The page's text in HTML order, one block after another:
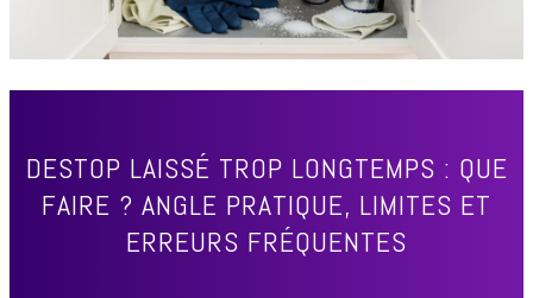
DESTOP LAISSÉ TROP LONGTEMPS : QUE
FAIRE ? ANGLE PRATIQUE, LIMITES ET
ERREURS FRÉQUENTES